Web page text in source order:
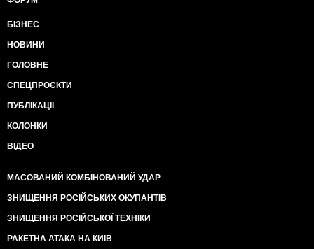
БІЗНЕС
НОВИНИ
ГОЛОВНЕ
СПЕЦПРОЄКТИ
ПУБЛІКАЦІЇ
КОЛОНКИ
ВІДЕО
МАСОВАНИЙ КОМБІНОВАНИЙ УДАР
ЗНИЩЕННЯ РОСІЙСЬКИХ ОКУПАНТІВ
ЗНИЩЕННЯ РОСІЙСЬКОЇ ТЕХНІКИ
РАКЕТНА АТАКА НА КИЇВ